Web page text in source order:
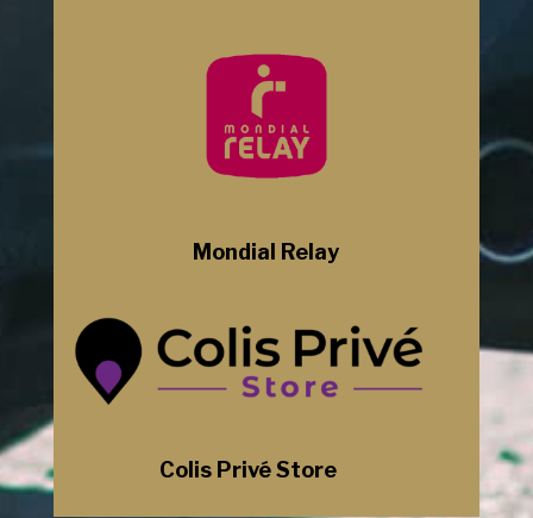
Mondial Relay
Colis Privé Store